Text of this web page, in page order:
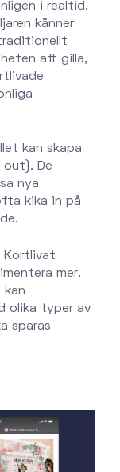
i realtid.
känner
att gilla,
kan skapa
out). De
nya
kika in på
Kortlivat
mer.
kan
olika typer av
sparas